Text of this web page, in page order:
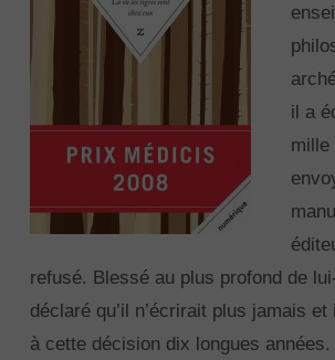
il a
mille
refusé. Blessé au plus profond de
déclaré qu’il n’écrirait plus jamais et
à cette décision dix longues